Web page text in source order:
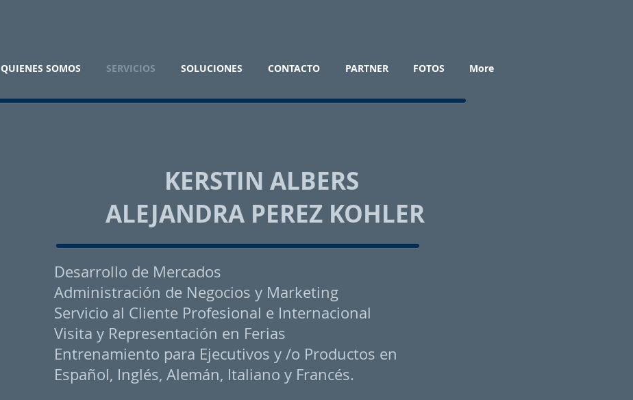
QUIENES SOMOS SERVICIOS SOLUCIONES CONTACTO PARTNER FOTOS More
KERSTIN ALBERS
ALEJANDRA PEREZ KOHLER
Desarrollo de Mercados
Administración de Negocios y Marketing
Servicio al Cliente Profesional e Internacional
Visita y Representación en Ferias
Entrenamiento para Ejecutivos y /o Productos en
Español, Inglés, Alemán, Italiano y Francés.